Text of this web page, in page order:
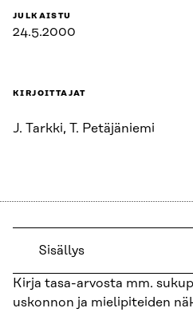
JULKAISTU
24.5.2000
KIRJOITTAJAT
J. Tarkki, T. Petäjäniemi
Sisällys
Kirja tasa-arvosta mm.
uskonnon ja mielipiteiden